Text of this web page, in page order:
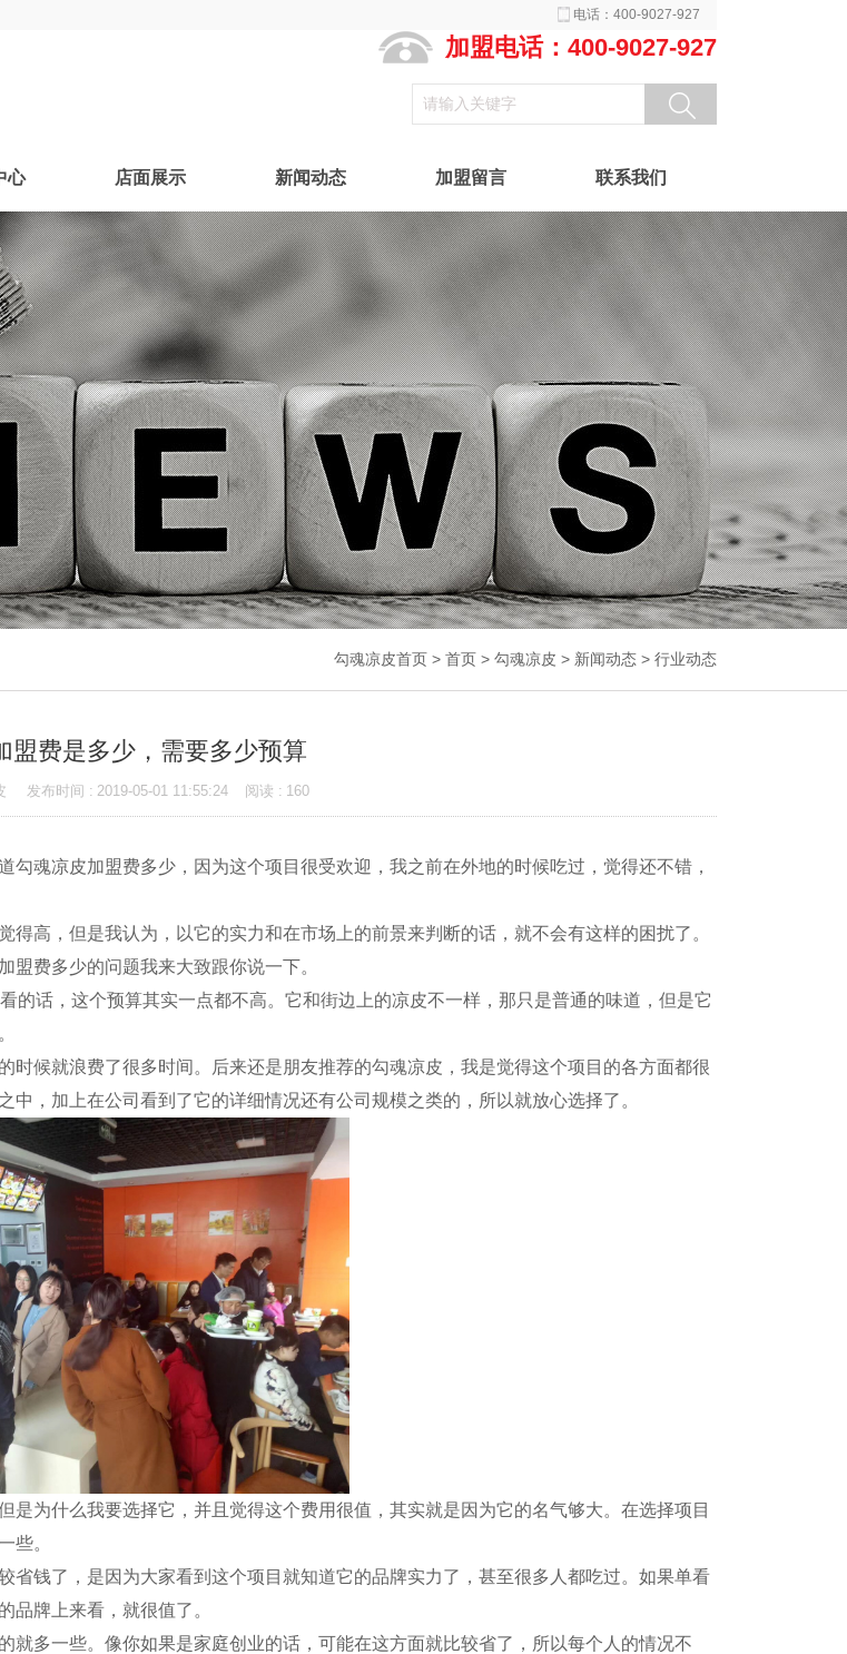
电话：400-9027-927
加盟电话：400-9027-927
心 店面展示 新闻动态 加盟留言 联系我们
勾魂凉皮首页 > 首页 > 勾魂凉皮 > 新闻动态 > 行业动态
盟费是多少，需要多少预算
发布时间 : 2019-05-01 11:55:24 阅读 : 160
凉皮加盟费多少，因为这个项目很受欢迎，我之前在外地的时候吃过，觉得还不错，
，但是我认为，以它的实力和在市场上的前景来判断的话，就不会有这样的困扰了。
费多少的问题我来大致跟你说一下。
，这个预算其实一点都不高。它和街边上的凉皮不一样，那只是普通的味道，但是它
候就浪费了很多时间。后来还是朋友推荐的勾魂凉皮，我是觉得这个项目的各方面都很
，加上在公司看到了它的详细情况还有公司规模之类的，所以就放心选择了。
为什么我要选择它，并且觉得这个费用很值，其实就是因为它的名气够大。在选择项目
些。
钱了，是因为大家看到这个项目就知道它的品牌实力了，甚至很多人都吃过。如果单看
品牌上来看，就很值了。
多一些。像你如果是家庭创业的话，可能在这方面就比较省了，所以每个人的情况不